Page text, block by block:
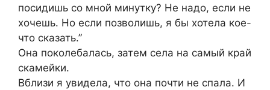
посидишь со мной минутку? Не надо, если не
хочешь. Но если позволишь, я бы хотела кое-
что сказать.”
Она поколебалась, затем села на самый край
скамейки.
Вблизи я увидела, что она почти не спала. И